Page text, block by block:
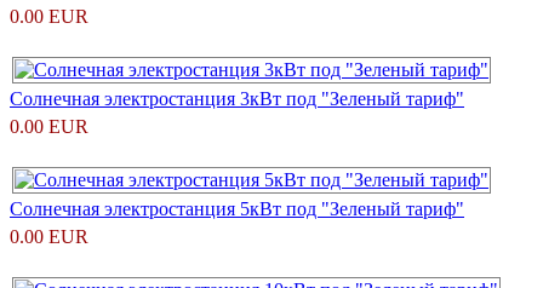
0.00 EUR
Солнечная электростанция 3кВт под "Зеленый тариф"
0.00 EUR
Солнечная электростанция 5кВт под "Зеленый тариф"
0.00 EUR